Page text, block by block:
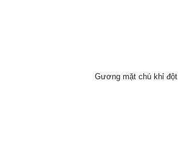
Gương mặt chú khỉ đột